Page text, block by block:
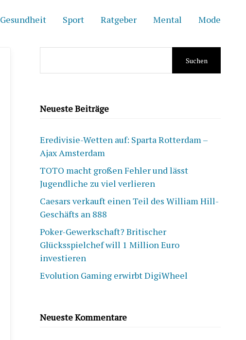
Gesundheit Sport Ratgeber Mental Mode
Neueste Beiträge
Eredivisie-Wetten auf: Sparta Rotterdam –
Ajax Amsterdam
TOTO macht großen Fehler und lässt
Jugendliche zu viel verlieren
Caesars verkauft einen Teil des William Hill-
Geschäfts an 888
Poker-Gewerkschaft? Britischer
Glücksspielchef will 1 Million Euro
investieren
Evolution Gaming erwirbt DigiWheel
Neueste Kommentare